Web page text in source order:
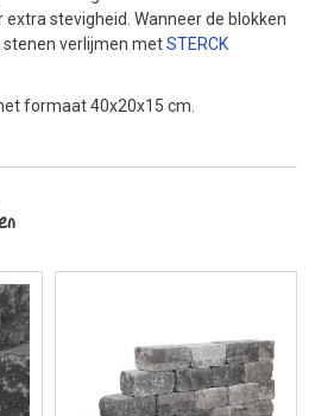
stevigheid. Wanneer de blokken
stenen verlijmen metSTERCK
formaat 40x20x15 cm.